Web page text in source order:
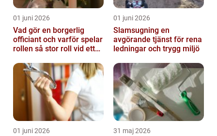
01 juni 2026
Vad gör en borgerlig
officiant och varför spelar
rollen så stor roll vid ett
01 juni 2026
Slamsugning en
avgörande tjänst för rena
ledningar och trygg miljö
01 juni 2026 31 maj 2026